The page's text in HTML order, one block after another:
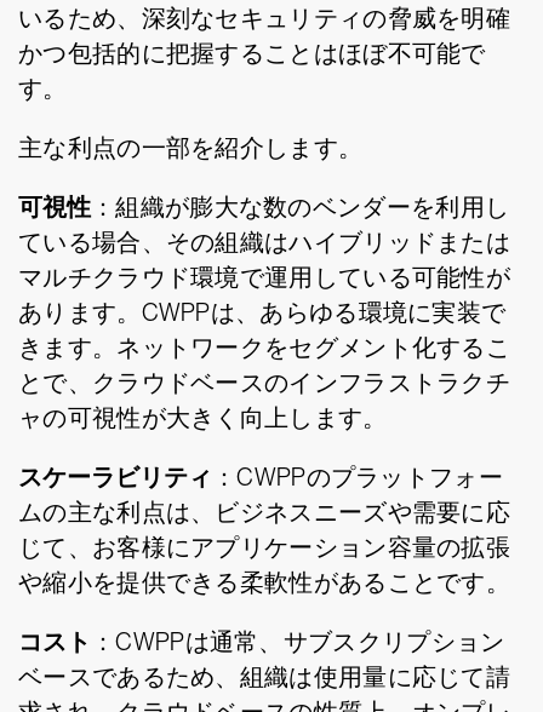
いるため、深刻なセキュリティの脅威を明確
かつ包括的に把握することはほぼ不可能で
す。
主な利点の一部を紹介します。
可視性 ：組織が膨大な数のベンダーを利用し
ている場合、その組織はハイブリッドまたは
マルチクラウド環境で運用している可能性が
あります。CWPPは、あらゆる環境に実装で
きます。ネットワークをセグメント化するこ
とで、クラウドベースのインフラストラクチ
ャの可視性が大きく向上します。
スケーラビリティ ：CWPPのプラットフォー
ムの主な利点は、ビジネスニーズや需要に応
じて、お客様にアプリケーション容量の拡張
や縮小を提供できる柔軟性があることです。
コスト ：CWPPは通常、サブスクリプション
ベースであるため、組織は使用量に応じて請